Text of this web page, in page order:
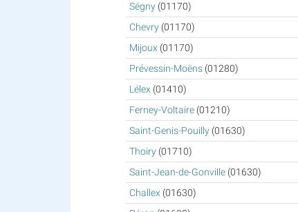
Ségny(01170)
Chevry(01170)
Mijoux(01170)
Prévessin-Moëns(01280)
Lélex(01410)
Ferney-Voltaire(01210)
Saint-Genis-Pouilly(01630)
Thoiry(01710)
Saint-Jean-de-Gonville(01630)
Challex(01630)